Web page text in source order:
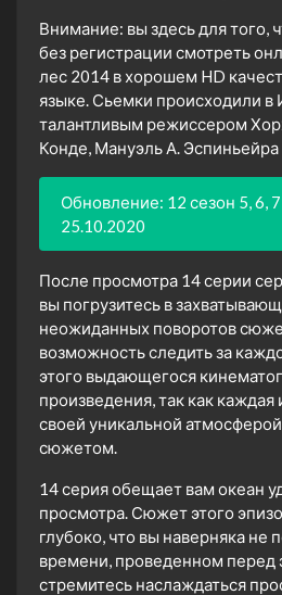
Внимание: вы здесь для того,
без регистрации смотреть
лес 2014 в хорошем HD
языке. Сьемки происходили в
талантливым режиссером
Конде, Мануэль А. Эспиньейра
Обновление: 12 сезон 5, 6,
25.10.2020
После просмотра 14 серии
вы погрузитесь в
неожиданных поворотов
возможность следить за
этого выдающегося
произведения, так как каждая
своей уникальной
сюжетом.
14 серия обещает вам океан
просмотра. Сюжет этого
глубоко, что вы наверняка не
времени, проведенном перед
стремитесь наслаждаться